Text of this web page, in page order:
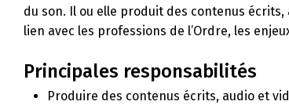
du son. Il ou elle produit des contenus
lien avec les professions de l’Ordre, les
Principales responsabilités
Produire des contenus écrits, audio et